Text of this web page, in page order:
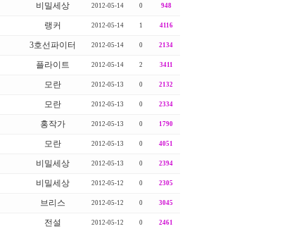
비밀세상 2012-05-14 0 948
랭커 2012-05-14 1 4116
3호선파이터 2012-05-14 0 2134
플라이트 2012-05-14 2 3411
모란 2012-05-13 0 2132
모란 2012-05-13 0 2334
홍작가 2012-05-13 0 1790
모란 2012-05-13 0 4051
비밀세상 2012-05-13 0 2394
비밀세상 2012-05-12 0 2305
브리스 2012-05-12 0 3045
전설 2012-05-12 0 2461